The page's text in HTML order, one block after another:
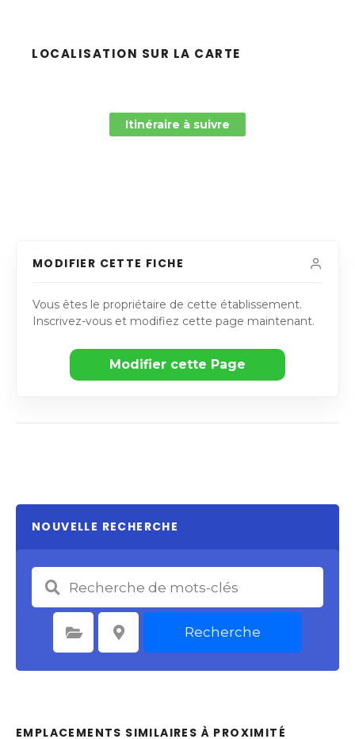
LOCALISATION SUR LA CARTE
Itinéraire à suivre
MODIFIER CETTE FICHE
Vous êtes le propriétaire de cette établissement.
Inscrivez-vous et modifiez cette page maintenant.
Modifier cette Page
NOUVELLE RECHERCHE
Sélectionnez une catégorie Sélectionnez le lieu Recherche
EMPLACEMENTS SIMILAIRES À PROXIMITÉ